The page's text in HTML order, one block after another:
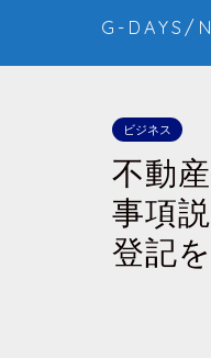
G-DAYS/
ビジネス
不動
事項
登記